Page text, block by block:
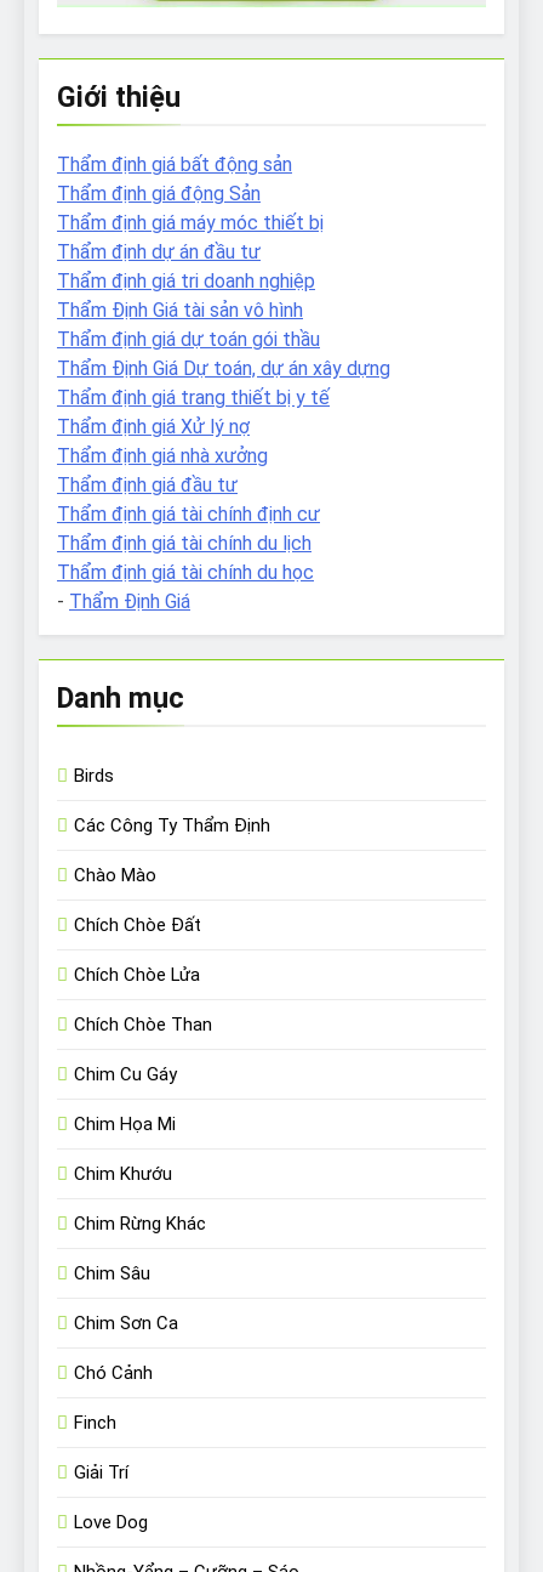
Giới thiệu
Thẩm định giá bất động sản
Thẩm định giá động Sản
Thẩm định giá máy móc thiết bị
Thẩm định dự án đầu tư
Thẩm định giá tri doanh nghiệp
Thẩm Định Giá tài sản vô hình
Thẩm định giá dự toán gói thầu
Thẩm Định Giá Dự toán, dự án xây dựng
Thẩm định giá trang thiết bị y tế
Thẩm định giá Xử lý nợ
Thẩm định giá nhà xưởng
Thẩm định giá đầu tư
Thẩm định giá tài chính định cư
Thẩm định giá tài chính du lịch
Thẩm định giá tài chính du học
- Thẩm Định Giá
Danh mục
Birds
Các Công Ty Thẩm Định
Chào Mào
Chích Chòe Đất
Chích Chòe Lửa
Chích Chòe Than
Chim Cu Gáy
Chim Họa Mi
Chim Khướu
Chim Rừng Khác
Chim Sâu
Chim Sơn Ca
Chó Cảnh
Finch
Giải Trí
Love Dog